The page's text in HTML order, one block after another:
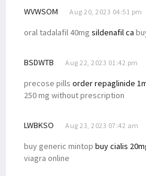
WVWSOM Aug 20, 2023 04:51 pm
oral tadalafil 40mg sildenafil ca
BSDWTB Aug 22, 2023 01:42 pm
precose pills order repaglinide
250 mg without prescription
LWBKSO Aug 23, 2023 07:42 am
buy generic mintop buy cialis
viagra online